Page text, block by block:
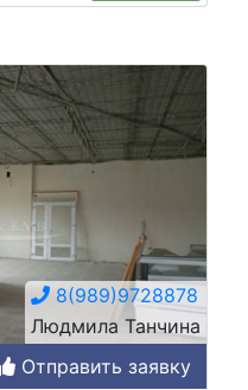
8(989)9728878
Людмила Танчина
Отправить заявку